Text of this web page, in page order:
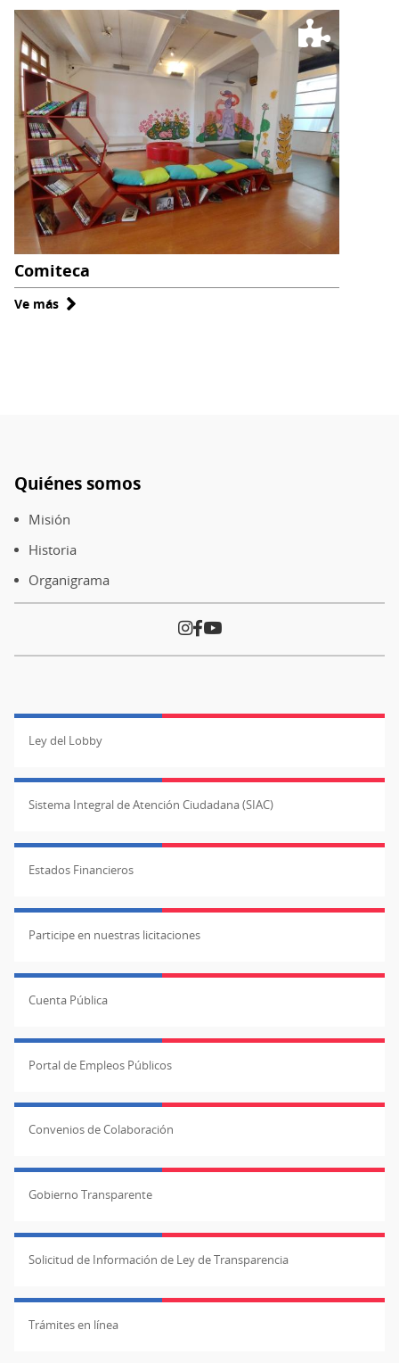
Comiteca
Ve más sobre
Pie
de
página
Quiénes somos
Misión
Historia
Organigrama
Ley del Lobby
Sistema Integral de Atención Ciudadana (SIAC)
Estados Financieros
Participe en nuestras licitaciones
Cuenta Pública
Portal de Empleos Públicos
Convenios de Colaboración
Gobierno Transparente
Solicitud de Información de Ley de Transparencia
Trámites en línea